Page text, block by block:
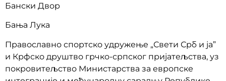
Бански Двор
Бања Лука
Православно спортско удружење „Свети Срб и ја”
и Крфско друштво грчко-српског пријатељства, уз
покровитељство Министарства за европске